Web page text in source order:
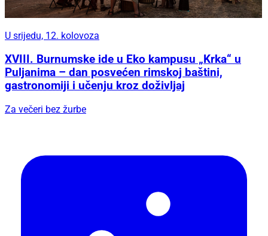
U srijedu, 12. kolovoza
XVIII. Burnumske ide u Eko kampusu „Krka“ u
Puljanima – dan posvećen rimskoj baštini,
gastronomiji i učenju kroz doživljaj
Za večeri bez žurbe